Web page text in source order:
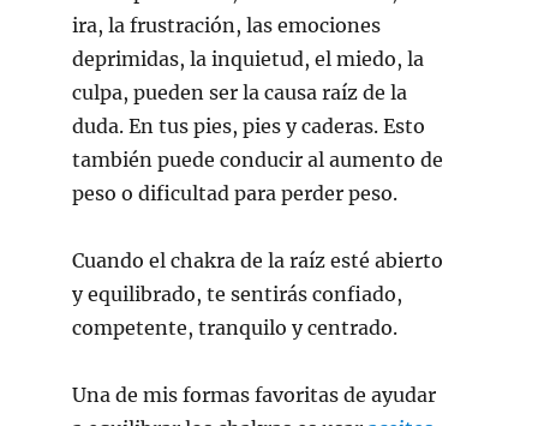
ira, la frustración, las emociones
deprimidas, la inquietud, el miedo, la
culpa, pueden ser la causa raíz de la
duda. En tus pies, pies y caderas. Esto
también puede conducir al aumento de
peso o dificultad para perder peso.
Cuando el chakra de la raíz esté abierto
y equilibrado, te sentirás confiado,
competente, tranquilo y centrado.
Una de mis formas favoritas de ayudar